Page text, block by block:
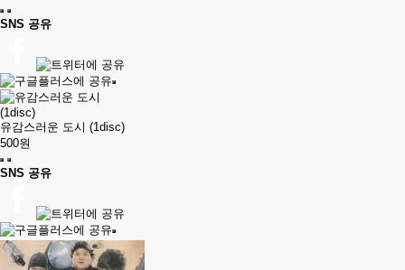
SNS 공유
유감스러운 도시 (1disc)
500원
SNS 공유